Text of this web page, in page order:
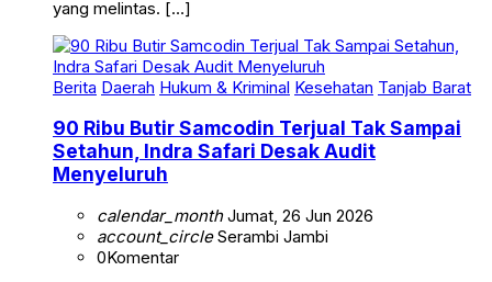
Berita Daerah Hukum & Kriminal Kesehatan
Setahun, Indra Safari Desak Audit
Menyeluruh
account_circleSerambi Jambi
0Komentar